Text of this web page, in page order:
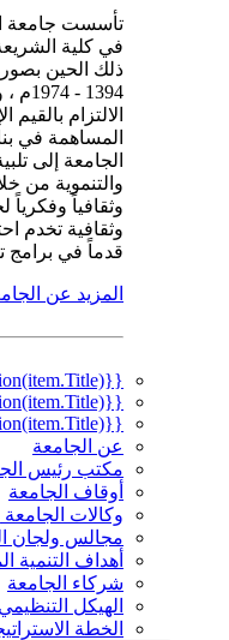
تأسست جامعة
ذلك الحين
الالتزام
المساهمة في
الجامعة إلى
والتنموية من
وثقافياً وفكرياً
وثقافية تخدم
قدماً في برامج
المزيد عن
{{mmc.getCurrentTranslation(item.Title)}}
{{mmc.getCurrentTranslation(item.Title)}}
{{mmc.getCurrentTranslation(item.Title)}}
عن الجامعة
مكتب رئيس
أوقاف الجامعة
وكالات الجامعة
مجالس ولجان
أهداف التنمية
شركاء الجامعة
الهيكل التنظيمي
الخطة